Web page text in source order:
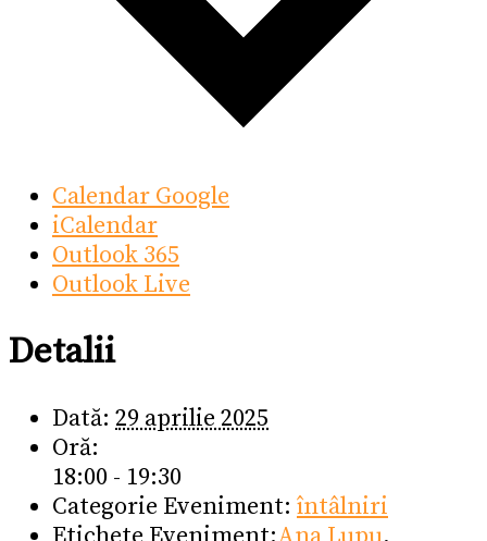
Calendar Google
iCalendar
Outlook 365
Outlook Live
Detalii
Dată: 29 aprilie 2025
Oră:
18:00 - 19:30
Categorie Eveniment: întâlniri